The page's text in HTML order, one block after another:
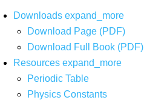
Downloads expand_more
Download Page (PDF)
Download Full Book (PDF)
Resources expand_more
Periodic Table
Physics Constants